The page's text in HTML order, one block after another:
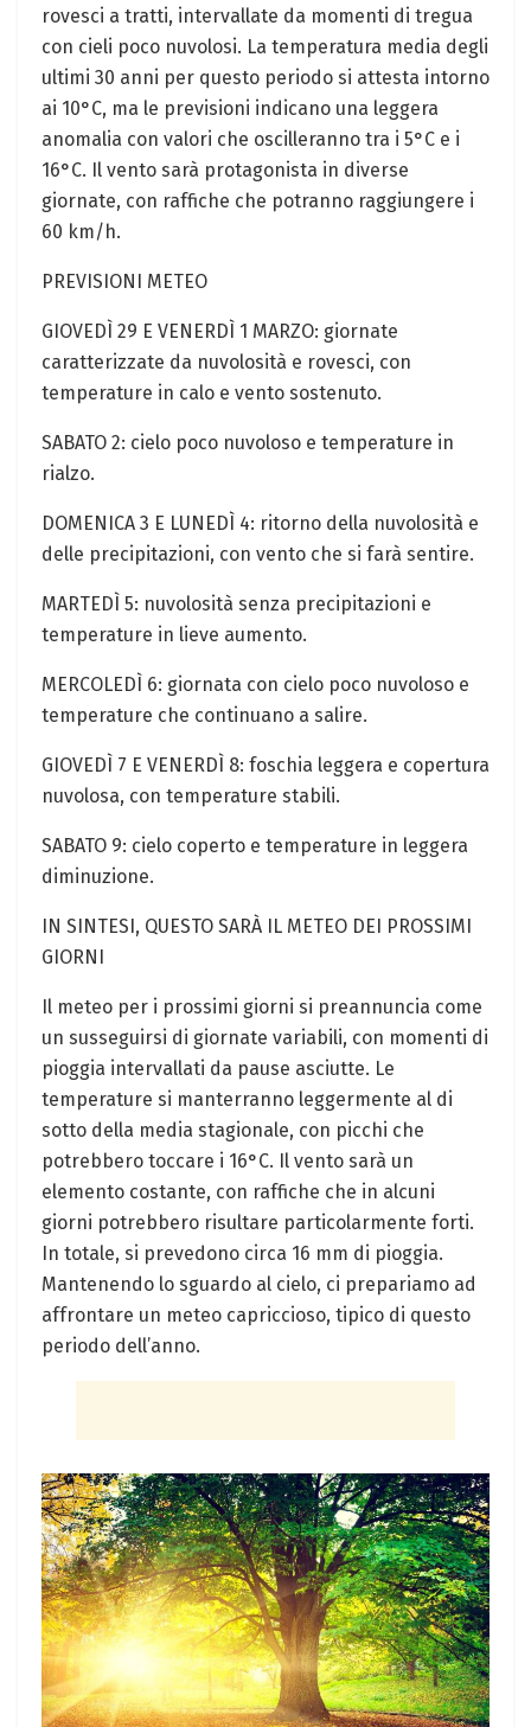
rovesci a tratti, intervallate da momenti di⁤ tregua
con cieli poco nuvolosi. La temperatura media degli
ultimi 30 anni per questo periodo si attesta intorno
ai 10°C, ma le previsioni indicano una leggera
anomalia‌ con valori che oscilleranno‍ tra i 5°C e i
16°C. ⁤Il vento sarà protagonista ⁣in ⁢diverse​
giornate, con raffiche che potranno⁣ raggiungere ‌i
‍60⁤ km/h.
PREVISIONI ⁣METEO
GIOVEDÌ 29 E ⁤VENERDÌ 1 MARZO: giornate
caratterizzate da nuvolosità e rovesci, con
temperature in ‌calo e‍ vento sostenuto.
SABATO 2: cielo poco nuvoloso e temperature‍ in
rialzo.
DOMENICA 3 E LUNEDÌ 4: ritorno della nuvolosità e
delle precipitazioni, con vento che si farà sentire.
MARTEDÌ 5: nuvolosità senza precipitazioni e
temperature​ in lieve aumento.
MERCOLEDÌ ⁢6: giornata con cielo poco nuvoloso e
temperature che continuano a salire.
GIOVEDÌ 7 E VENERDÌ 8: foschia leggera e copertura
nuvolosa, con temperature stabili.
SABATO 9: cielo coperto e⁤ temperature in leggera
diminuzione.
IN SINTESI, QUESTO SARÀ IL METEO DEI PROSSIMI
GIORNI
Il meteo per i prossimi giorni ⁣si preannuncia come⁢
un susseguirsi di ‍giornate variabili,‍ con momenti di
pioggia intervallati da pause asciutte. Le
‍temperature si ​manterranno leggermente al di
sotto della media stagionale, con ‍picchi‌ che
potrebbero ‍toccare⁣ i 16°C. Il vento sarà un
elemento ​costante, con raffiche che in alcuni
giorni potrebbero ‍risultare⁢ particolarmente forti.
In ​totale, si prevedono circa 16 mm di⁤ pioggia.
Mantenendo ⁢lo⁤ sguardo al cielo, ci prepariamo ad
affrontare un meteo ⁤capriccioso, tipico di questo
⁤periodo dell’anno.